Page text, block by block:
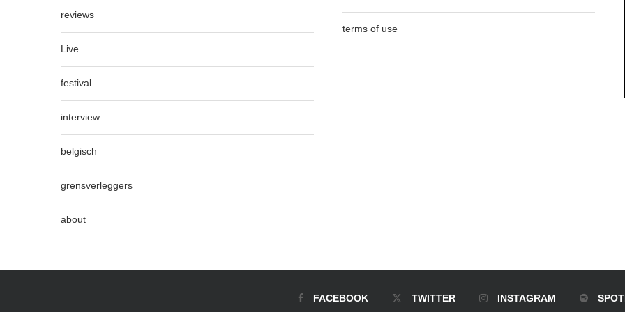
reviews
Live
festival
interview
belgisch
grensverleggers
about
terms of use
FACEBOOK TWITTER INSTAGRAM